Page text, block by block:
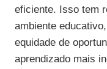
eficiente. Isso tem
ambiente
equidade de
aprendizado mais